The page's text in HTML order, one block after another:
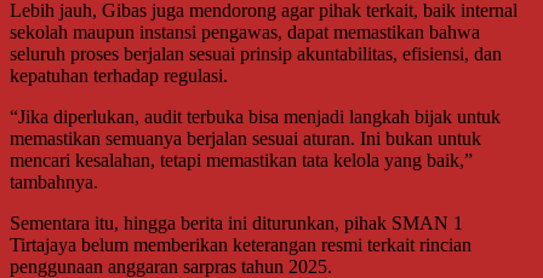
Lebih jauh, Gibas juga mendorong agar pihak terkait, baik internal
sekolah maupun instansi pengawas, dapat memastikan bahwa
seluruh proses berjalan sesuai prinsip akuntabilitas, efisiensi, dan
kepatuhan terhadap regulasi.
“Jika diperlukan, audit terbuka bisa menjadi langkah bijak untuk
memastikan semuanya berjalan sesuai aturan. Ini bukan untuk
mencari kesalahan, tetapi memastikan tata kelola yang baik,”
tambahnya.
Sementara itu, hingga berita ini diturunkan, pihak SMAN 1
Tirtajaya belum memberikan keterangan resmi terkait rincian
penggunaan anggaran sarpras tahun 2025.